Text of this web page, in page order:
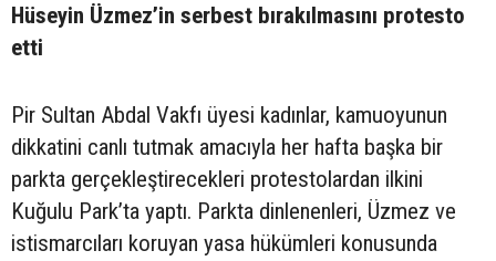
Hüseyin Üzmez’in serbest bırakılmasını protesto
etti
Pir Sultan Abdal Vakfı üyesi kadınlar, kamuoyunun
dikkatini canlı tutmak amacıyla her hafta başka bir
parkta gerçekleştirecekleri protestolardan ilkini
Kuğulu Park’ta yaptı. Parkta dinlenenleri, Üzmez ve
istismarcıları koruyan yasa hükümleri konusunda